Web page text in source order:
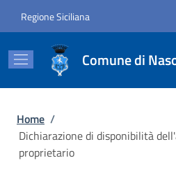
Regione Siciliana
Comune di
Briciole di pane
Home /
Dichiarazione di disponibilità
proprietario